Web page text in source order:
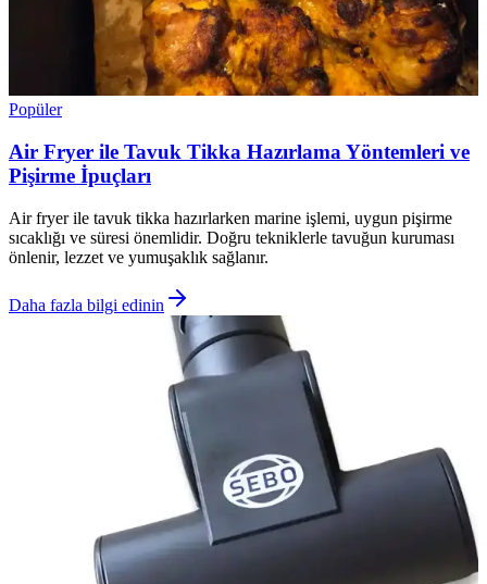
Popüler
Air Fryer ile Tavuk Tikka Hazırlama Yöntemleri ve
Pişirme İpuçları
Air fryer ile tavuk tikka hazırlarken marine işlemi, uygun pişirme
sıcaklığı ve süresi önemlidir. Doğru tekniklerle tavuğun kuruması
önlenir, lezzet ve yumuşaklık sağlanır.
Daha fazla bilgi edinin